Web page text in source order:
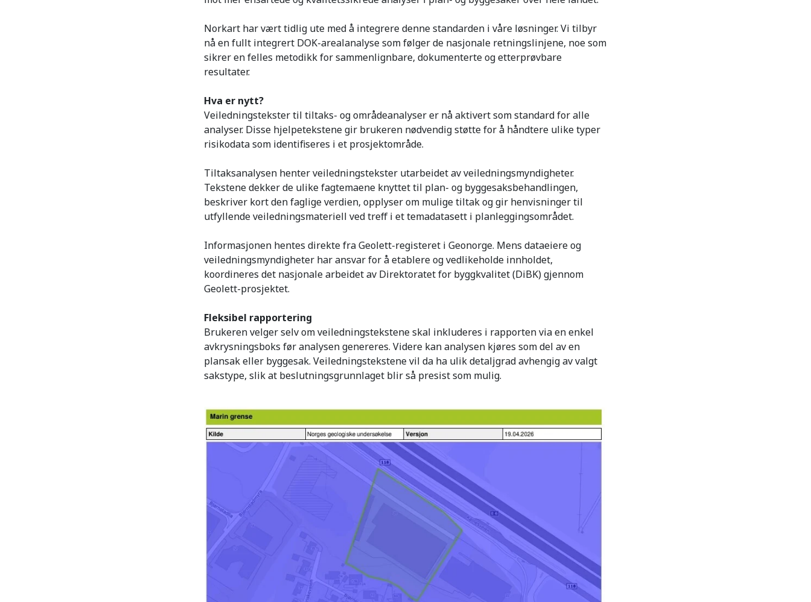
Norkart har vært tidlig ute med å integrere denne standarden i våre løsninger. Vi tilbyr
nå en fullt integrert DOK-arealanalyse som følger de nasjonale retningslinjene, noe som
sikrer en felles metodikk for sammenlignbare, dokumenterte og etterprøvbare
resultater.
Hva er nytt?
Veiledningstekster til tiltaks- og områdeanalyser er nå aktivert som standard for alle
analyser. Disse hjelpetekstene gir brukeren nødvendig støtte for å håndtere ulike typer
risikodata som identifiseres i et prosjektområde.
Tiltaksanalysen henter veiledningstekster utarbeidet av veiledningsmyndigheter.
Tekstene dekker de ulike fagtemaene knyttet til plan- og byggesaksbehandlingen,
beskriver kort den faglige verdien, opplyser om mulige tiltak og gir henvisninger til
utfyllende veiledningsmateriell ved treff i et temadatasett i planleggingsområdet.
Informasjonen hentes direkte fra Geolett-registeret i Geonorge. Mens dataeiere og
veiledningsmyndigheter har ansvar for å etablere og vedlikeholde innholdet,
koordineres det nasjonale arbeidet av Direktoratet for byggkvalitet (DiBK) gjennom
Geolett-prosjektet.
Fleksibel rapportering
Brukeren velger selv om veiledningstekstene skal inkluderes i rapporten via en enkel
avkrysningsboks før analysen genereres. Videre kan analysen kjøres som del av en
plansak eller byggesak. Veiledningstekstene vil da ha ulik detaljgrad avhengig av valgt
sakstype, slik at beslutningsgrunnlaget blir så presist som mulig.